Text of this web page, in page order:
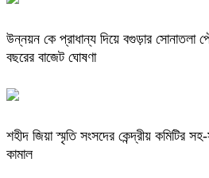
উন্নয়ন কে প্রাধান্য দিয়ে বগুড়ার
বছরের বাজেট ঘোষণা
শহীদ জিয়া স্মৃতি সংসদের কেন্দ্রীয় কমিটির
কামাল